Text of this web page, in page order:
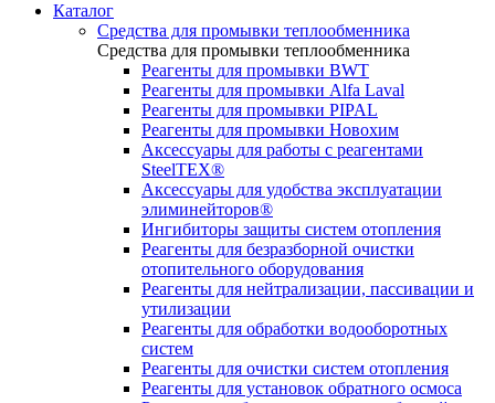
Каталог
Средства для промывки теплообменника
Средства для промывки теплообменника
Реагенты для промывки BWT
Реагенты для промывки Alfa Laval
Реагенты для промывки PIPAL
Реагенты для промывки Новохим
Аксессуары для работы с реагентами
SteelTEX®
Аксессуары для удобства эксплуатации
элиминейторов®
Ингибиторы защиты систем отопления
Реагенты для безразборной очистки
отопительного оборудования
Реагенты для нейтрализации, пассивации и
утилизации
Реагенты для обработки водооборотных
систем
Реагенты для очистки систем отопления
Реагенты для установок обратного осмоса